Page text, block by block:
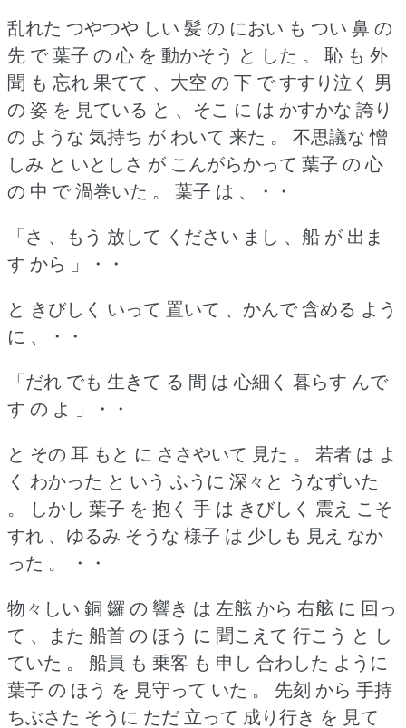
乱れた つやつや しい 髪 の におい も つい 鼻 の
先 で 葉子 の 心 を 動かそう と した 。
恥 も 外
聞 も 忘れ 果てて 、大空 の 下 で すすり泣く 男
の 姿 を 見ている と 、そこ に は かすかな 誇り
の ような 気持ち が わいて 来た 。
不思議な 憎
しみ と いとしさ が こんがらかって 葉子 の 心
の 中 で 渦巻いた 。
葉子 は 、・・
「さ 、もう 放して ください まし 、船 が 出ま
す から 」・・
と きびしく いって 置いて 、かんで 含める よう
に 、・・
「だれ でも 生きて る 間 は 心細く 暮らす んで
す の よ 」・・
と その 耳 もと に ささやいて 見た 。
若者 は よ
く わかった と いう ふうに 深々と うなずいた
。
しかし 葉子 を 抱く 手 は きびしく 震え こそ
すれ 、ゆるみ そうな 様子 は 少しも 見え なか
った 。
・・
物々しい 銅 鑼 の 響き は 左舷 から 右舷 に 回っ
て 、また 船首 の ほう に 聞こえて 行こう と し
ていた 。
船員 も 乗客 も 申し 合わした ように
葉子 の ほう を 見守って いた 。
先刻 から 手持
ちぶさた そうに ただ 立って 成り行き を 見て